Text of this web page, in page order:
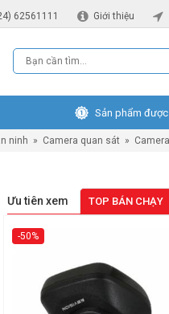
62561111 Giới thiệu
Sản phẩm
ninh » Camera quan sát »
Ưu tiên xem TOP BÁN CHẠY
-50%